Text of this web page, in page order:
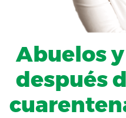
Abuelos
después